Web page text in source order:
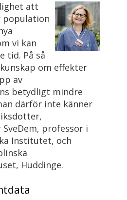
att
population
vi kan
tid. På så
om effekter
av
betydligt mindre
därför inte känner
professor i
Institutet, och
Huddinge.